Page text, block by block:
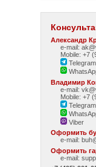
Александр
e-mail:
Mobile: +7
Telegram
Владимир
e-mail:
Mobile: +7
Telegram
Viber
Оформить
e-mail:
Оформить
e-mail: